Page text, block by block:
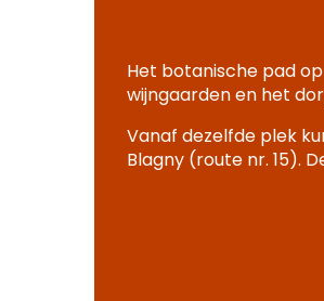
Het botanische pad
wijngaarden en het
Vanaf dezelfde plek
Blagny (route nr. 15).